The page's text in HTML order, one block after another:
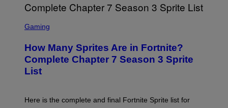
B
C
E
R
A
/
G
Y
C
E
N
S
E
Gaming
How Many Sprites Are in Fortnite?
Complete Chapter 7 Season 3 Sprite
List
Here is the complete and final Fortnite Sprite list for